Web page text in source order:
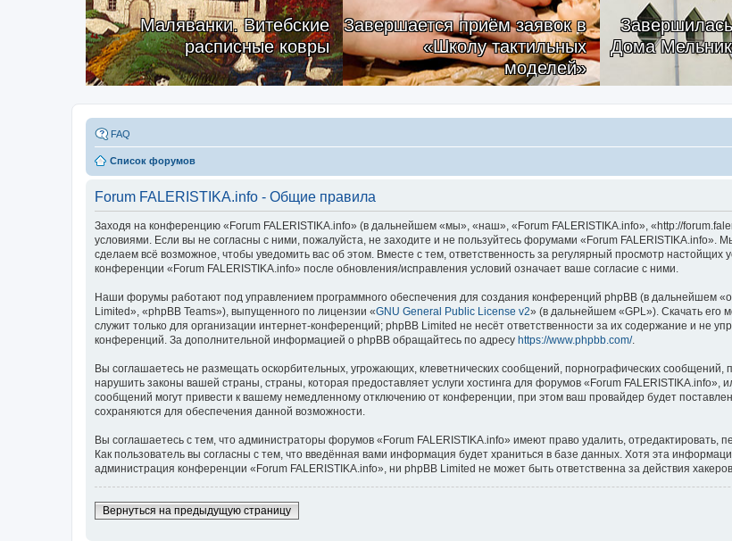
Маляванки. Витебские
расписные ковры
Завершается приём заявок в
«Школу тактильных
моделей»
Дома
FAQ
Список форумов
Forum FALERISTIKA.info - Общие правила
Заходя на конференцию «Forum FALERISTIKA.info» (в дальнейшем «мы», «наш», «Forum FALERISTIKA.info», «http://
условиями. Если вы не согласны с ними, пожалуйста, не заходите и не пользуйтесь форумами «Forum FALERISTIKA.info».
сделаем всё возможное, чтобы уведомить вас об этом. Вместе с тем, ответственность за регулярный просмотр настойщих
конференции «Forum FALERISTIKA.info» после обновления/исправления условий означает ваше согласие с ними.
Наши форумы работают под управлением программного обеспечения для создания конференций phpBB (в дальнейшем
Limited», «phpBB Teams»), выпущенного по лицензии «GNU General Public License v2» (в дальнейшем «GPL»). Скачать его
служит только для организации интернет-конференций; phpBB Limited не несёт ответственности за их содержание и не
конференций. За дополнительной информацией о phpBB обращайтесь по адресу https://www.phpbb.com/.
Вы соглашаетесь не размещать оскорбительных, угрожающих, клеветнических сообщений, порнографических
нарушить законы вашей страны, страны, которая предоставляет услуги хостинга для форумов «Forum
сообщений могут привести к вашему немедленному отключению от конференции, при этом ваш провайдер будет
сохраняются для обеспечения данной возможности.
Вы соглашаетесь с тем, что администраторы форумов «Forum FALERISTIKA.info» имеют право удалить,
Как пользователь вы согласны с тем, что введённая вами информация будет храниться в базе данных. Хотя эта
администрация конференции «Forum FALERISTIKA.info», ни phpBB Limited не может быть ответственна за действия
Вернуться на предыдущую страницу